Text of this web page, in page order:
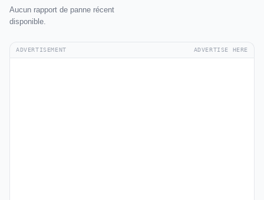
Aucun rapport de panne récent
disponible.
ADVERTISEMENT ADVERTISE HERE